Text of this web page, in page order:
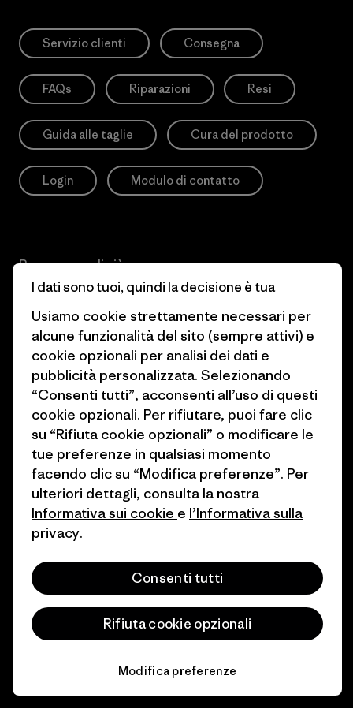
Servizio clienti Consegna
FAQs Riparazioni Resi
Guida alle taglie Cura del prodotto
Login Modulo di contatto
Per saperne di più
Worn Wear
Valori e progetti
Report d’Impatto
Business Unusual
Obiettivi climatici
1% For The Planet
Come finanziamo
Buoni regalo
Trova un negozio
Informativa sulla privacy
Termini e condizioni
di vendita
Preferenze sui cookie
Lavora con noi
Stampa e media
Industry program
Patagonia Italia Mappa del sito
I dati sono tuoi, quindi la decisione è tua
Usiamo cookie strettamente necessari per
alcune funzionalità del sito (sempre attivi) e
cookie opzionali per analisi dei dati e
pubblicità personalizzata. Selezionando
“Consenti tutti”, acconsenti all’uso di questi
cookie opzionali. Per rifiutare, puoi fare clic
su “Rifiuta cookie opzionali” o modificare le
tue preferenze in qualsiasi momento
facendo clic su “Modifica preferenze”. Per
ulteriori dettagli, consulta la nostra
Informativa sui cookie e l’Informativa sulla
privacy.
Consenti tutti
Rifiuta cookie opzionali
Modifica preferenze